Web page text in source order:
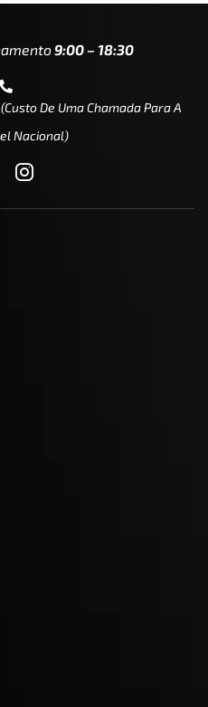
9:00 – 18:30
De Uma Chamada Para A
Nacional)